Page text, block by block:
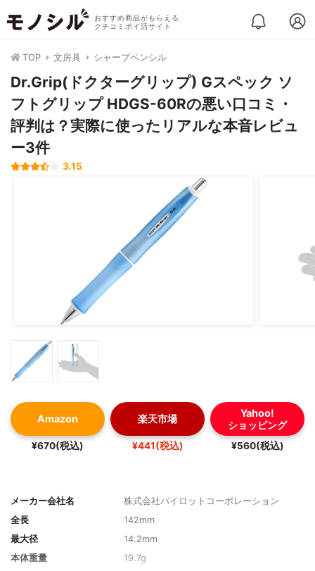
おすすめ商品がもらえる
クチコミポイ活サイト
TOP 文房具 シャープペンシル
Dr.Grip(ドクターグリップ) Gスペック ソ
フトグリップ HDGS-60Rの悪い口コミ・
評判は？実際に使ったリアルな本音レビュ
ー3件
3.15
Amazon
¥670(税込)
楽天市場
¥441(税込)
Yahoo!
ショッピング
¥560(税込)
メーカー会社名
株式会社パイロットコーポレーション
全長
142mm
最大径
14.2mm
本体重量
19.7g